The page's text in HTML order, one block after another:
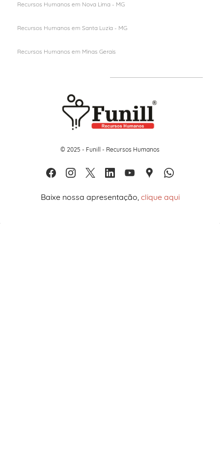
Recursos Humanos em Nova Lima - MG
Recursos Humanos em Santa Luzia - MG
Recursos Humanos em Minas Gerais
© 2025 - Funill - Recursos Humanos
Baixe nossa apresentação, clique aqui